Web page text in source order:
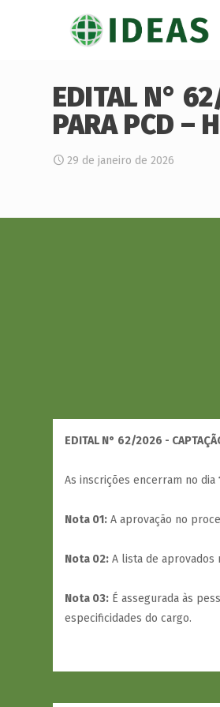
EDITAL N°
PARA PCD –
29 de janeiro de 2026
EDITAL N° 62/2026 -
As inscrições encerram no dia
Nota 01: A aprovação no
Nota 02: A lista de
Nota 03: É assegurada às
especificidades do cargo.